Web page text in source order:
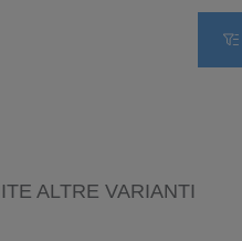
ALTRE VARIANTI